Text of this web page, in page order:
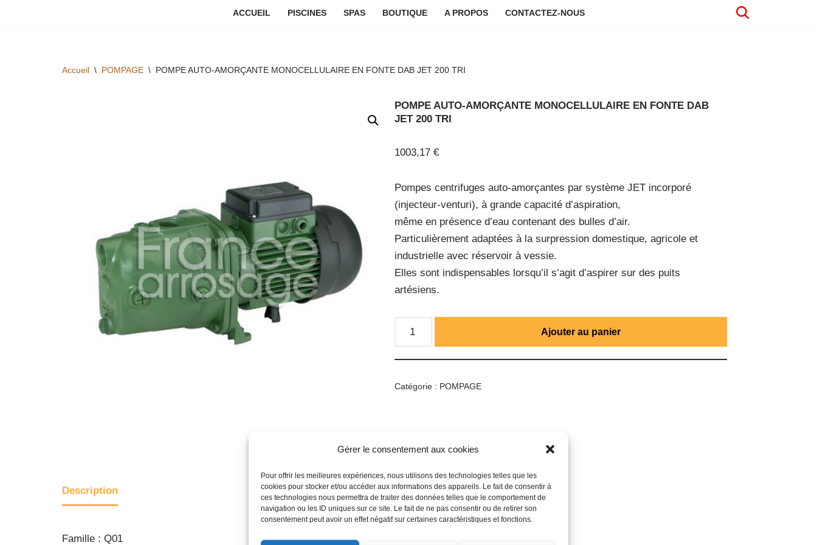
Gérer le consentement aux cookies
Pour offrir les meilleures expériences, nous utilisons des technologies telles que les
cookies pour stocker et/ou accéder aux informations des appareils. Le fait de consentir à
ces technologies nous permettra de traiter des données telles que le comportement de
navigation ou les ID uniques sur ce site. Le fait de ne pas consentir ou de retirer son
consentement peut avoir un effet négatif sur certaines caractéristiques et fonctions.
ACCUEIL PISCINES SPAS BOUTIQUE A PROPOS CONTACTEZ-NOUS
Accueil \ POMPAGE \ POMPE AUTO-AMORÇANTE MONOCELLULAIRE EN FONTE DAB JET 200 TRI
POMPE AUTO-AMORÇANTE MONOCELLULAIRE EN FONTE DAB
JET 200 TRI
1003,17€
Pompes centrifuges auto-amorçantes par système JET incorporé
(injecteur-venturi), à grande capacité d’aspiration,
même en présence d’eau contenant des bulles d’air.
Particulièrement adaptées à la surpression domestique, agricole et
industrielle avec réservoir à vessie.
Elles sont indispensables lorsqu’il s’agit d’aspirer sur des puits
artésiens.
Ajouter au panier
Catégorie : POMPAGE
Description
Famille : Q01